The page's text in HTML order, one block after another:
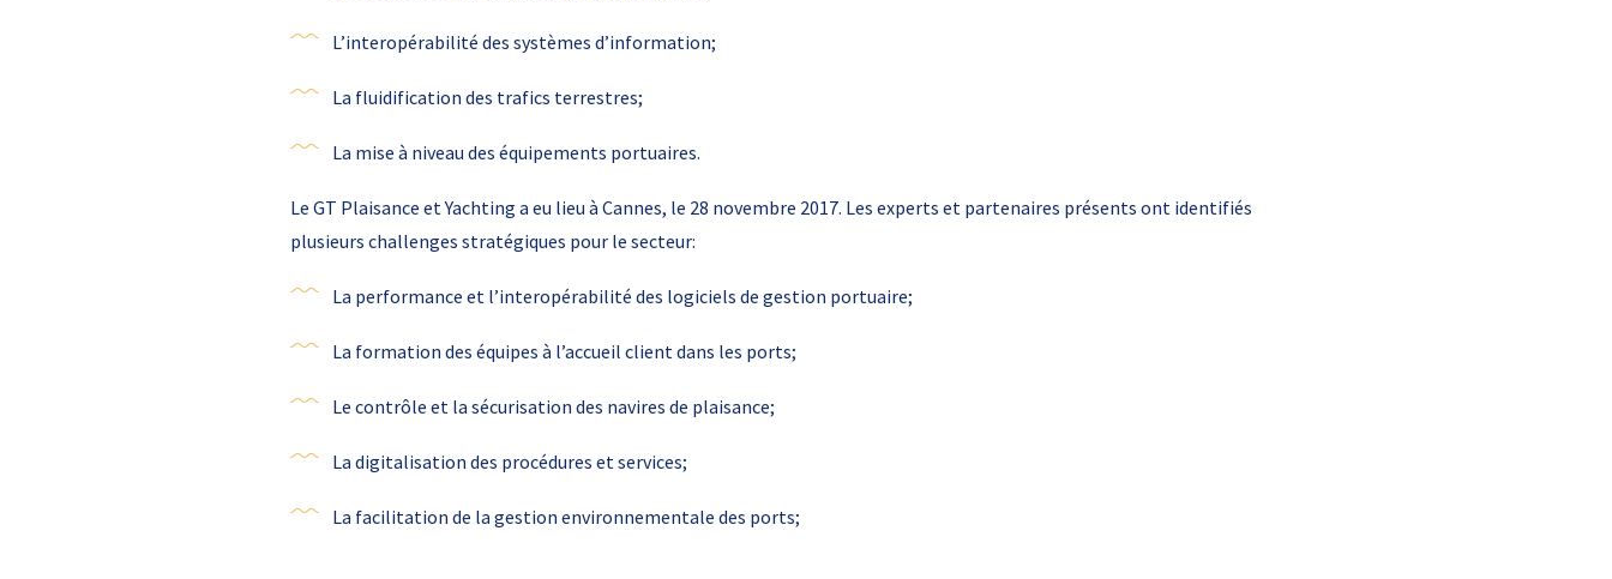
L’interopérabilité des systèmes d’information;
La fluidification des trafics terrestres;
La mise à niveau des équipements portuaires.
Le GT Plaisance et Yachting a eu lieu à Cannes, le 28 novembre 2017. Les experts et partenaires présents ont identifiés
plusieurs challenges stratégiques pour le secteur:
La performance et l’interopérabilité des logiciels de gestion portuaire;
La formation des équipes à l’accueil client dans les ports;
Le contrôle et la sécurisation des navires de plaisance;
La digitalisation des procédures et services;
La facilitation de la gestion environnementale des ports;